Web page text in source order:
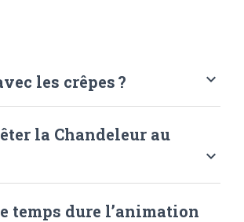
les crêpes ? keyboard_arrow_down
la Chandeleur au
keyboard_arrow_down
temps dure l’animation